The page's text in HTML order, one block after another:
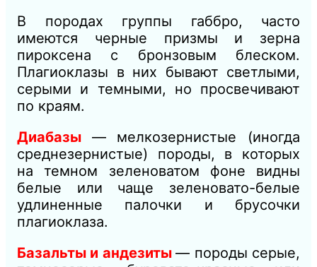
В породах группы габбро, часто
имеются черные призмы и зерна
пироксена с бронзовым блеском.
Плагиоклазы в них бывают светлыми,
серыми и темными, но просвечивают
по краям.
Диабазы
— мелкозернистые (иногда
среднезернистые) породы, в которых
на темном зеленоватом фоне видны
белые или чаще зеленовато-белые
удлиненные палочки и брусочки
плагиоклаза.
Базальты и андезиты— породы серые,